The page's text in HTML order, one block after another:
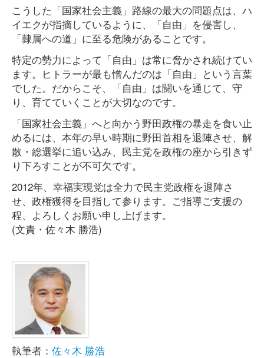
こうした「国家社会主義」路線の最大の問題点は、ハ
イエクが指摘しているように、「自由」を侵害し、
「隷属への道」に至る危険があることです。
特定の勢力によって「自由」は常に脅かされ続けてい
ます。ヒトラーが最も憎んだのは「自由」という言葉
でした。だからこそ、「自由」は闘いを通じて、守
り、育てていくことが大切なのです。
「国家社会主義」へと向かう野田政権の暴走を食い止
めるには、本年の早い時期に野田首相を退陣させ、解
散・総選挙に追い込み、民主党を政権の座から引きず
り下ろすことが不可欠です。
2012年、幸福実現党は全力で民主党政権を退陣さ
せ、政権獲得を目指して参ります。ご指導ご支援の
程、よろしくお願い申し上げます。
(文責・佐々木 勝浩)
執筆者： 佐々木 勝浩